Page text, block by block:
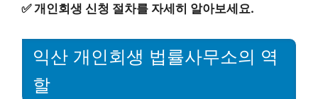
✅개인회생 신청 절차를 자세히 알아보세요.
익산 개인회생 법률사무소의 역
할